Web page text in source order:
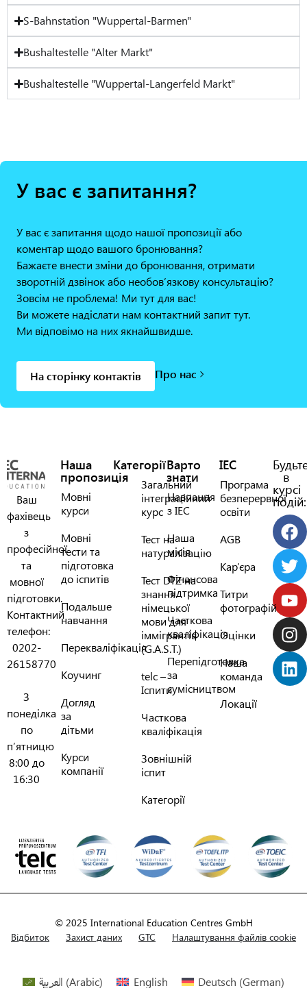
S-Bahnstation "Wuppertal-Barmen"
Bushaltestelle "Alter Markt"
Bushaltestelle "Wuppertal-Langerfeld Markt"
У вас є запитання?
У вас є запитання щодо нашої пропозиції або
коментар щодо вашого бронювання?
Бажаєте внести зміни до бронювання, отримати
зворотній дзвінок або необов’язкову консультацію?
Зовсім не проблема! Ми тут для вас!
Ви можете надіслати нам контактний запит тут.
Ми відповімо на них якнайшвидше.
На сторінку контактів Про нас
Ваш
фахівець
з
професійної
та
мовної
підготовки.
Контактний
телефон:
0202-
26158770
З
понеділка
по
п’ятницю
8:00 до
16:30
Наша
пропозиція
Мовні
курси
Мовні
тести та
підготовка
до іспитів
Подальше
навчання
Перекваліфікація
Коучинг
Догляд
за
дітьми
Курси
компанії
Категорії
Загальний
інтеграційний
курс
Тест на
натуралізацію
Тест DTZ на
знання
німецької
мови для
іммігрантів
(G.A.S.T.)
telc –
Іспити
Часткова
кваліфікація
Зовнішній
іспит
Категорії
Варто
знати
Навчання
з IEC
Наша
місія
Фінансова
підтримка
Часткова
кваліфікація
Перепідготовка
за
сумісництвом
IEC
Програма
безперервної
освіти
AGB
Кар’єра
Титри
фотографій
Оцінки
Наша
команда
Локації
в
курсі
подій:
© 2025 International Education Centres GmbH
Відбиток
Захист даних GTC Налаштування файлів cookie
العربية (Arabic) English Deutsch (German)